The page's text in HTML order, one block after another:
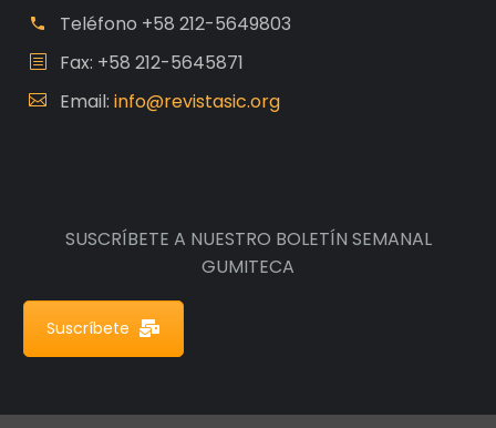
Teléfono +58 212-5649803
Fax: +58 212-5645871
Email: info@revistasic.org
SUSCRÍBETE A NUESTRO BOLETÍN SEMANAL
GUMITECA
Suscríbete